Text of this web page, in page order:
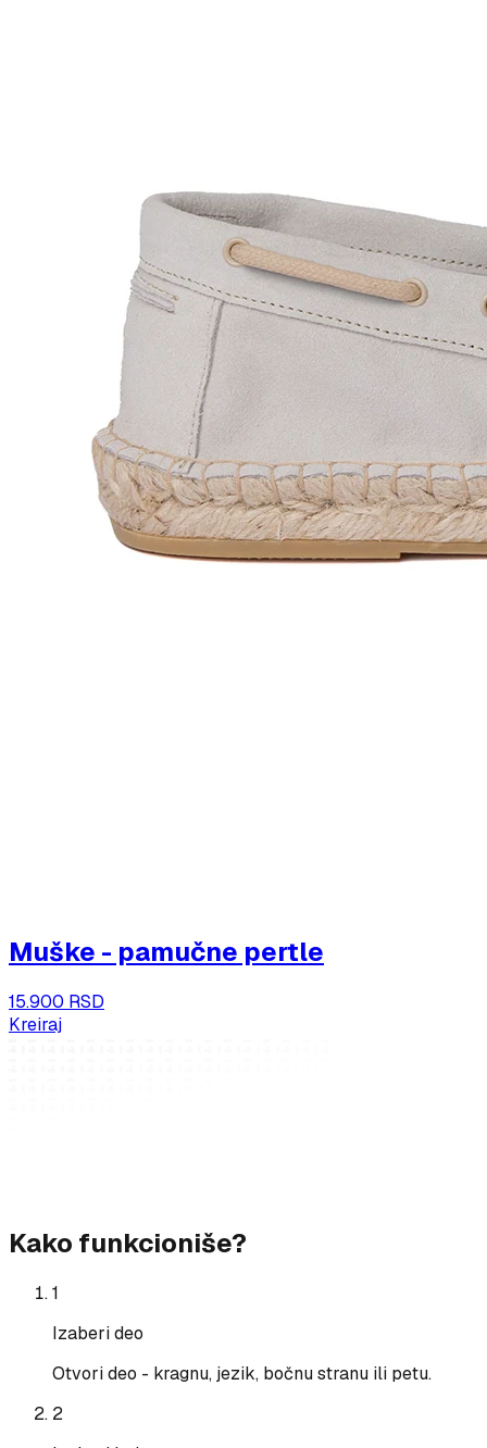
Muške - pamučne pertle
15.900 RSD
Kreiraj
Kako funkcioniše?
1
Izaberi deo
Otvori deo - kragnu, jezik, bočnu stranu ili petu.
2